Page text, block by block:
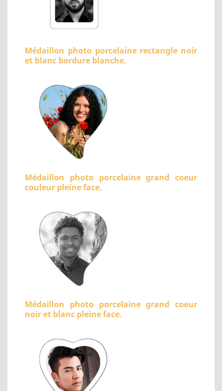
Médaillon photo porcelaine rectangle noir
et blanc bordure blanche.
Médaillon photo porcelaine grand coeur
couleur pleine face.
Médaillon photo porcelaine grand coeur
noir et blanc pleine face.